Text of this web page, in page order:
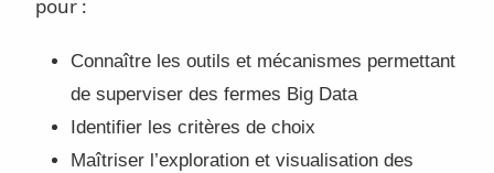
pour :
Connaître les outils et mécanismes permettant
de superviser des fermes Big Data
Identifier les critères de choix
Maîtriser l’exploration et visualisation des